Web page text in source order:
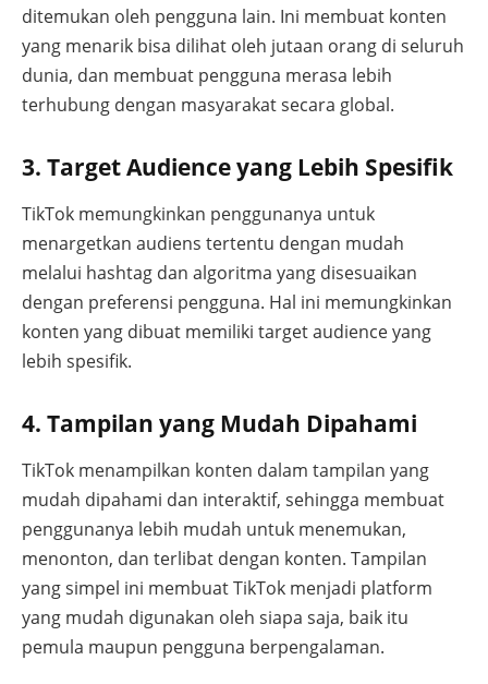
ditemukan oleh pengguna lain. Ini membuat konten
yang menarik bisa dilihat oleh jutaan orang di seluruh
dunia, dan membuat pengguna merasa lebih
terhubung dengan masyarakat secara global.
3. Target Audience yang Lebih Spesifik
TikTok memungkinkan penggunanya untuk
menargetkan audiens tertentu dengan mudah
melalui hashtag dan algoritma yang disesuaikan
dengan preferensi pengguna. Hal ini memungkinkan
konten yang dibuat memiliki target audience yang
lebih spesifik.
4. Tampilan yang Mudah Dipahami
TikTok menampilkan konten dalam tampilan yang
mudah dipahami dan interaktif, sehingga membuat
penggunanya lebih mudah untuk menemukan,
menonton, dan terlibat dengan konten. Tampilan
yang simpel ini membuat TikTok menjadi platform
yang mudah digunakan oleh siapa saja, baik itu
pemula maupun pengguna berpengalaman.